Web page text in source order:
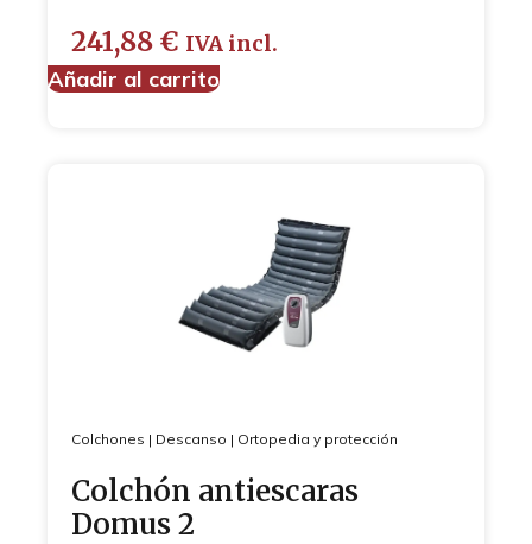
241,88 € IVA incl.
Añadir al carrito
Colchones | Descanso | Ortopedia y protección
Colchón antiescaras
Domus 2